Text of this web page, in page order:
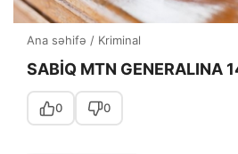
Ana səhifə / Kriminal
SABİQ MTN GENERALINA
0 0